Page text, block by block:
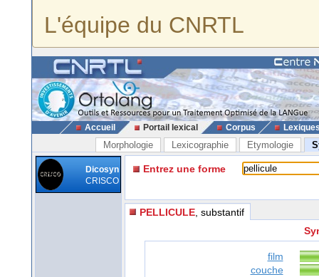
L'équipe du CNRTL
Accueil Portail lexical Corpus
Morphologie Lexicographie Etymologie
Dicosyn
CRISCO
Entrez une forme
PELLICULE , substantif
film
couche